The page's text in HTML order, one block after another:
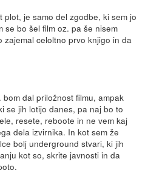
plot, je samo del zgodbe, ki sem jo
se bo šel film oz. pa še nisem
celoltno prvo knjigo in da
dal priložnost filmu, ampak
se jih lotijo danes, pa naj bo to
resete, reboote in ne vem kaj
dela izvirnika. In kot sem že
bolj underground stvari, ki jih
kot so, skrite javnosti in da